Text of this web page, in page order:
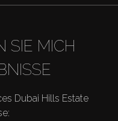
SIE MICH
Dubai Hills Estate